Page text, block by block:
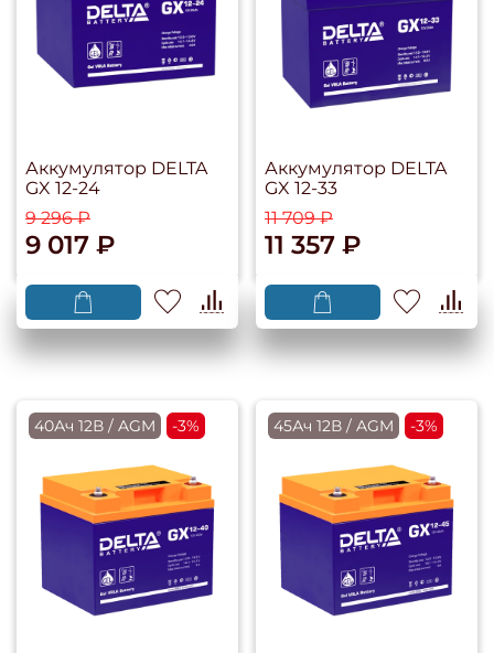
Аккумулятор DELTA
GX 12-24
9 296 ₽
9 017 ₽
Аккумулятор DELTA
GX 12-33
11 709 ₽
11 357 ₽
40Ач 12В / AGM -3% 45Ач 12В / AGM -3%